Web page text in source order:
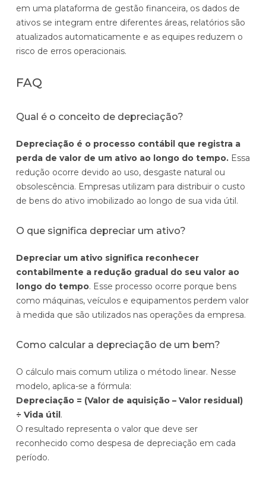
em uma plataforma de gestão financeira, os dados de
ativos se integram entre diferentes áreas, relatórios são
atualizados automaticamente e as equipes reduzem o
risco de erros operacionais.
FAQ
Qual é o conceito de depreciação?
Depreciação é o processo contábil que registra a
perda de valor de um ativo ao longo do tempo. Essa
redução ocorre devido ao uso, desgaste natural ou
obsolescência. Empresas utilizam para distribuir o custo
de bens do ativo imobilizado ao longo de sua vida útil.
O que significa depreciar um ativo?
Depreciar um ativo significa reconhecer
contabilmente a redução gradual do seu valor ao
longo do tempo. Esse processo ocorre porque bens
como máquinas, veículos e equipamentos perdem valor
à medida que são utilizados nas operações da empresa.
Como calcular a depreciação de um bem?
O cálculo mais comum utiliza o método linear. Nesse
modelo, aplica-se a fórmula:
Depreciação = (Valor de aquisição – Valor residual)
÷ Vida útil.
O resultado representa o valor que deve ser
reconhecido como despesa de depreciação em cada
período.